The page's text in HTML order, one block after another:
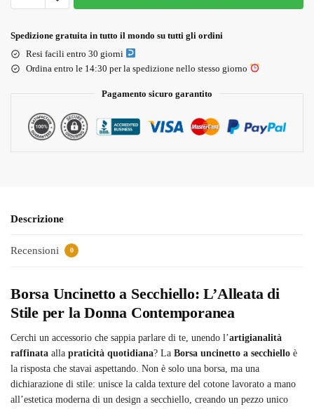
Spedizione gratuita in tutto il mondo su tutti gli ordini
Resi facili entro 30 giorni
Ordina entro le 14:30 per la spedizione nello stesso giorno
Pagamento sicuro garantito
Descrizione
Recensioni 0
Borsa Uncinetto a Secchiello: L’Alleata di
Stile per la Donna Contemporanea
Cerchi un accessorio che sappia parlare di te, unendo l’artigianalità
raffinata alla praticità quotidiana? La Borsa uncinetto a secchiello è
la risposta che stavai aspettando. Non è solo una borsa, ma una
dichiarazione di stile: unisce la calda texture del cotone lavorato a mano
all’estetica moderna di un design a secchiello, creando un pezzo unico